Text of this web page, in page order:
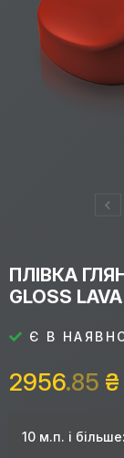
ПЛІВКА
GLOSS
Є В
2956.85 ₴
10 м.п. і більше: